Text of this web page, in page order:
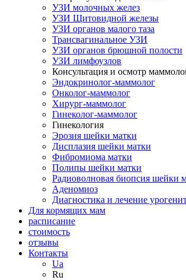
УЗИ молочных желез
УЗИ Щитовидной железы
УЗИ органов малого таза
Трансвагинальное УЗИ
УЗИ органов брюшной полости
УЗИ лимфоузлов
Консультация и осмотр
Эндокринолог-маммолог
Онколог-маммолог
Хирург-маммолог
Гинеколог-маммолог
Гинекология
Эрозия шейки матки
Дисплазия шейки матки
Фибромиома матки
Полипы шейки матки
Радиоволновая биопсия шейки
Аденомиоз
Диагностика и лечение
Для кормящих мам
расписание
стоимость
отзывы
Контакты
Ua
Ru